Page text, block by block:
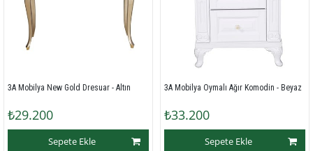
3A Mobilya New Gold Dresuar - Altın
₺29.200
Sepete Ekle
3A Mobilya Oymalı Ağır Komodin - Beyaz
₺33.200
Sepete Ekle